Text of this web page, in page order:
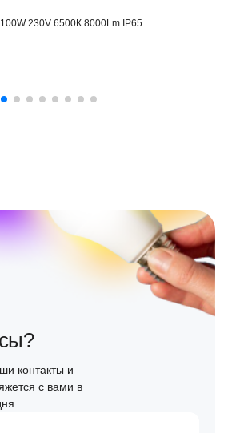
230V 6500К 8000Lm IP65
контакты и
с вами в